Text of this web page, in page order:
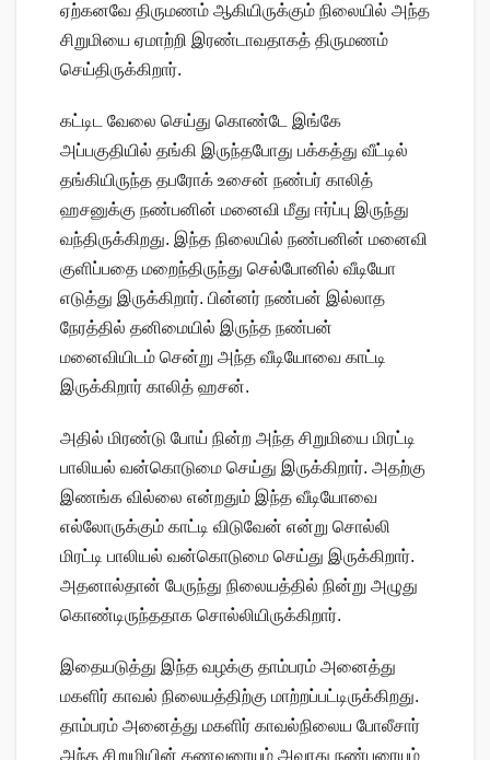
ஏற்கனவே திருமணம் ஆகியிருக்கும் நிலையில் அந்த
சிறுமியை ஏமாற்றி இரண்டாவதாகத் திருமணம்
செய்திருக்கிறார்.
கட்டிட வேலை செய்து கொண்டே இங்கே
அப்பகுதியில் தங்கி இருந்தபோது பக்கத்து வீட்டில்
தங்கியிருந்த தபரோக் உசைன் நண்பர் காலித்
ஹசனுக்கு நண்பனின் மனைவி மீது ஈர்ப்பு இருந்து
வந்திருக்கிறது. இந்த நிலையில் நண்பனின் மனைவி
குளிப்பதை மறைந்திருந்து செல்போனில் வீடியோ
எடுத்து இருக்கிறார். பின்னர் நண்பன் இல்லாத
நேரத்தில் தனிமையில் இருந்த நண்பன்
மனைவியிடம் சென்று அந்த வீடியோவை காட்டி
இருக்கிறார் காலித் ஹசன்.
அதில் மிரண்டு போய் நின்ற அந்த சிறுமியை மிரட்டி
பாலியல் வன்கொடுமை செய்து இருக்கிறார். அதற்கு
இணங்க வில்லை என்றதும் இந்த வீடியோவை
எல்லோருக்கும் காட்டி விடுவேன் என்று சொல்லி
மிரட்டி பாலியல் வன்கொடுமை செய்து இருக்கிறார்.
அதனால்தான் பேருந்து நிலையத்தில் நின்று அழுது
கொண்டிருந்ததாக சொல்லியிருக்கிறார்.
இதையடுத்து இந்த வழக்கு தாம்பரம் அனைத்து
மகளிர் காவல் நிலையத்திற்கு மாற்றப்பட்டிருக்கிறது.
தாம்பரம் அனைத்து மகளிர் காவல்நிலைய போலீசார்
அந்த சிறுமியின் கணவரையும் அவரது நண்பரையும்